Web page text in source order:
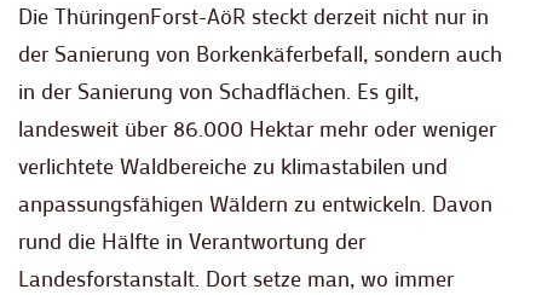
Die ThüringenForst-AöR steckt derzeit nicht nur in
der Sanierung von Borkenkäferbefall, sondern auch
in der Sanierung von Schadflächen. Es gilt,
landesweit über 86.000 Hektar mehr oder weniger
verlichtete Waldbereiche zu klimastabilen und
anpassungsfähigen Wäldern zu entwickeln. Davon
rund die Hälfte in Verantwortung der
Landesforstanstalt. Dort setze man, wo immer